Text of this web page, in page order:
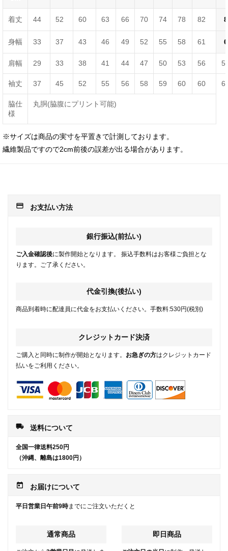
着丈 44 52 60 63 66 70 74 78 82
身幅 33 37 43 46 49 52 55 58 61
肩幅 29 33 38 41 44 47 50 53 56
袖丈 37 45 52 55 56 58 59 60 60
脇仕
様
丸胴(脇腹にプリント可能)
※サイズは商品の実寸を平置きで計測しております。
繊維製品ですので2cm前後の誤差が出る場合があります。
payment お支払い方法
銀行振込(前払い)
ご入金確認後に製作開始となります。 振込手数料はお客様ご負担とな
ります。ご了承ください。
代金引換(後払い)
商品到着時に配達員に代金をお支払いください。手数料:530円(税別)
クレジットカード決済
ご購入と同時に制作が開始となります。 お急ぎの方はクレジットカード
払いをご利用ください。
local_shipping 送料について
全国一律送料250円
（沖縄、離島は1800円）
today お届けについて
平日営業日午前9時までにご注文いただくと
通常商品 即日商品